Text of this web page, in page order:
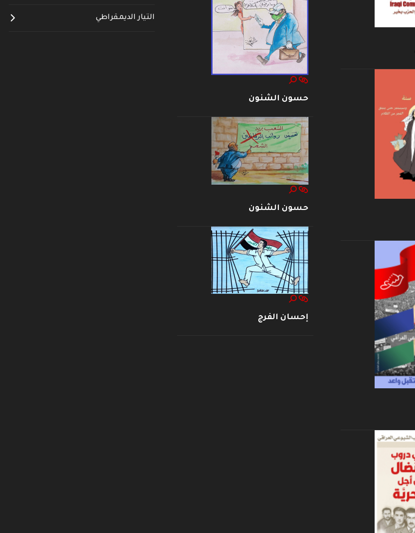
حسون الشنون
حسون الشنون
إحسان الفرج
التيار الديمقراطي